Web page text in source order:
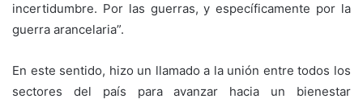
incertidumbre. Por las guerras, y específicamente por la
guerra arancelaria”.
En este sentido, hizo un llamado a la unión entre todos los
sectores del país para avanzar hacia un bienestar